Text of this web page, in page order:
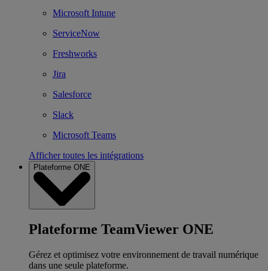
Microsoft Intune
ServiceNow
Freshworks
Jira
Salesforce
Slack
Microsoft Teams
Afficher toutes les intégrations
Plateforme ONE
Plateforme TeamViewer ONE
Gérez et optimisez votre environnement de travail numérique
dans une seule plateforme.